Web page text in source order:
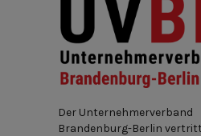
Der Unternehmerverband
Brandenburg-Berlin